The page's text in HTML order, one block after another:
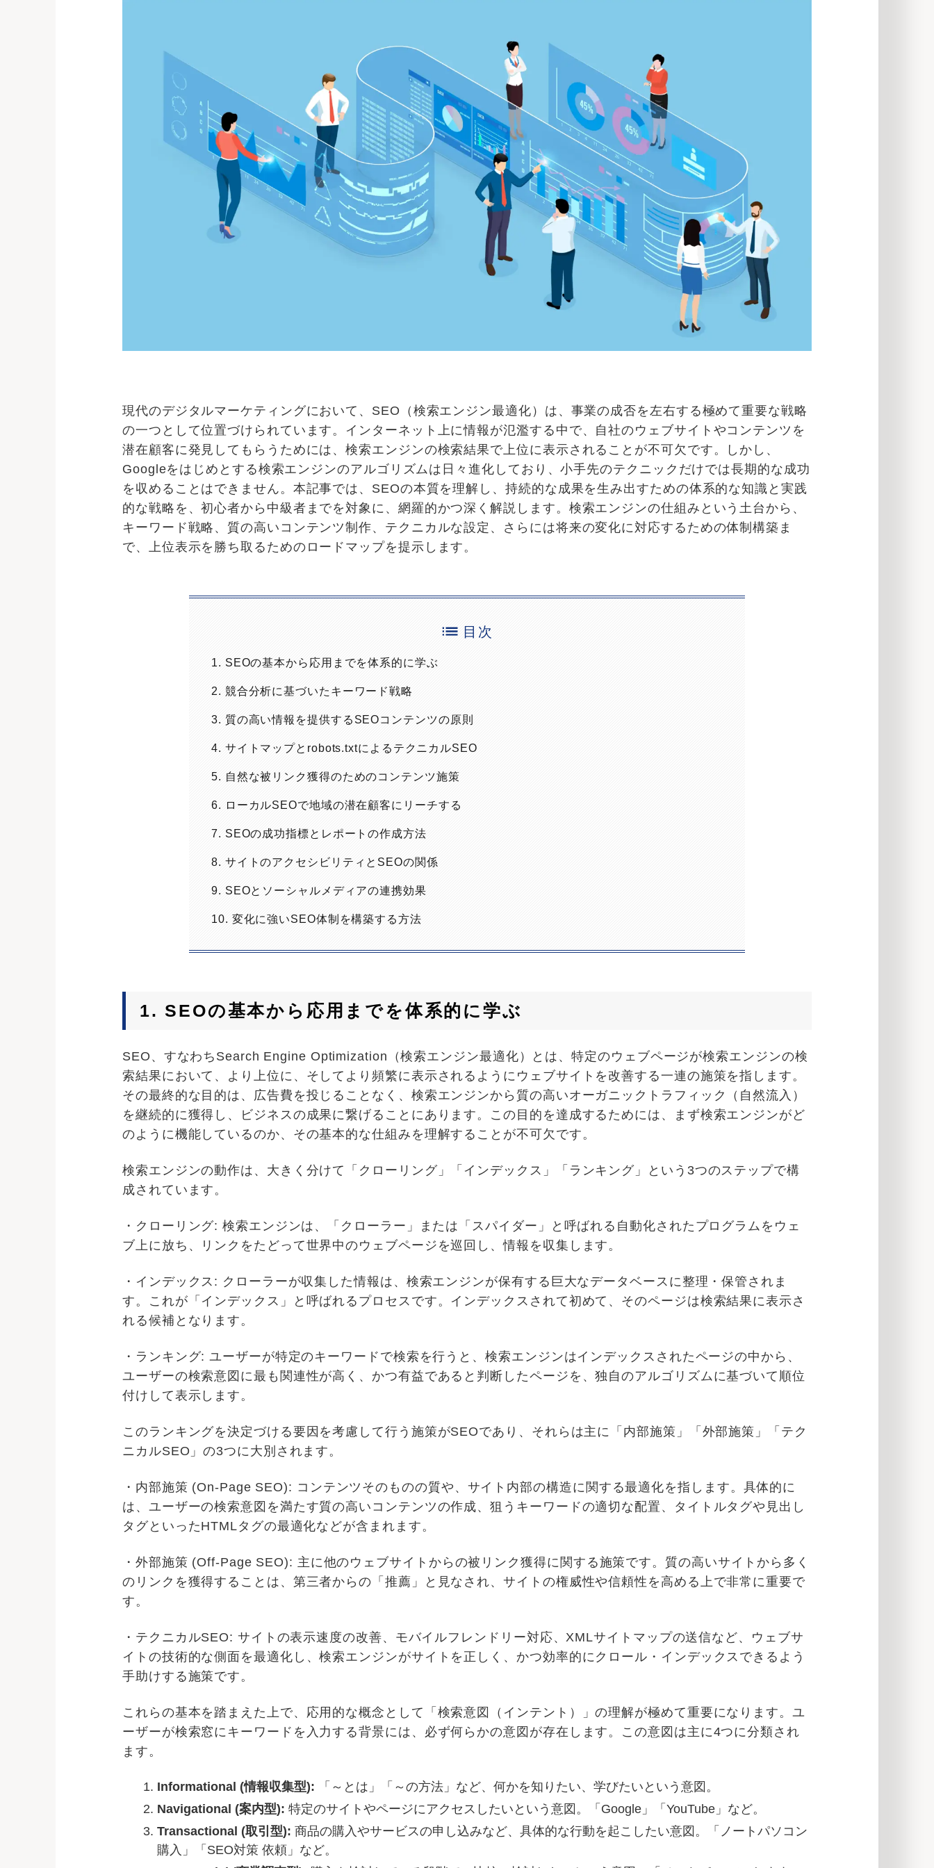
現代のデジタルマーケティングにおいて、SEO（検索エンジン最適化）は、事業の成否を左右する極めて重要な戦略
の一つとして位置づけられています。インターネット上に情報が氾濫する中で、自社のウェブサイトやコンテンツを
潜在顧客に発見してもらうためには、検索エンジンの検索結果で上位に表示されることが不可欠です。しかし、
Googleをはじめとする検索エンジンのアルゴリズムは日々進化しており、小手先のテクニックだけでは長期的な成功
を収めることはできません。本記事では、SEOの本質を理解し、持続的な成果を生み出すための体系的な知識と実践
的な戦略を、初心者から中級者までを対象に、網羅的かつ深く解説します。検索エンジンの仕組みという土台から、
キーワード戦略、質の高いコンテンツ制作、テクニカルな設定、さらには将来の変化に対応するための体制構築ま
で、上位表示を勝ち取るためのロードマップを提示します。
目次
1. SEOの基本から応用までを体系的に学ぶ
2. 競合分析に基づいたキーワード戦略
3. 質の高い情報を提供するSEOコンテンツの原則
4. サイトマップとrobots.txtによるテクニカルSEO
5. 自然な被リンク獲得のためのコンテンツ施策
6. ローカルSEOで地域の潜在顧客にリーチする
7. SEOの成功指標とレポートの作成方法
8. サイトのアクセシビリティとSEOの関係
9. SEOとソーシャルメディアの連携効果
10. 変化に強いSEO体制を構築する方法
1. SEOの基本から応用までを体系的に学ぶ
SEO、すなわちSearch Engine Optimization（検索エンジン最適化）とは、特定のウェブページが検索エンジンの検
索結果において、より上位に、そしてより頻繁に表示されるようにウェブサイトを改善する一連の施策を指します。
その最終的な目的は、広告費を投じることなく、検索エンジンから質の高いオーガニックトラフィック（自然流入）
を継続的に獲得し、ビジネスの成果に繋げることにあります。この目的を達成するためには、まず検索エンジンがど
のように機能しているのか、その基本的な仕組みを理解することが不可欠です。
検索エンジンの動作は、大きく分けて「クローリング」「インデックス」「ランキング」という3つのステップで構
成されています。
・クローリング: 検索エンジンは、「クローラー」または「スパイダー」と呼ばれる自動化されたプログラムをウェ
ブ上に放ち、リンクをたどって世界中のウェブページを巡回し、情報を収集します。
・インデックス: クローラーが収集した情報は、検索エンジンが保有する巨大なデータベースに整理・保管されま
す。これが「インデックス」と呼ばれるプロセスです。インデックスされて初めて、そのページは検索結果に表示さ
れる候補となります。
・ランキング: ユーザーが特定のキーワードで検索を行うと、検索エンジンはインデックスされたページの中から、
ユーザーの検索意図に最も関連性が高く、かつ有益であると判断したページを、独自のアルゴリズムに基づいて順位
付けして表示します。
このランキングを決定づける要因を考慮して行う施策がSEOであり、それらは主に「内部施策」「外部施策」「テク
ニカルSEO」の3つに大別されます。
・内部施策 (On-Page SEO): コンテンツそのものの質や、サイト内部の構造に関する最適化を指します。具体的に
は、ユーザーの検索意図を満たす質の高いコンテンツの作成、狙うキーワードの適切な配置、タイトルタグや見出し
タグといったHTMLタグの最適化などが含まれます。
・外部施策 (Off-Page SEO): 主に他のウェブサイトからの被リンク獲得に関する施策です。質の高いサイトから多く
のリンクを獲得することは、第三者からの「推薦」と見なされ、サイトの権威性や信頼性を高める上で非常に重要で
す。
・テクニカルSEO: サイトの表示速度の改善、モバイルフレンドリー対応、XMLサイトマップの送信など、ウェブサ
イトの技術的な側面を最適化し、検索エンジンがサイトを正しく、かつ効率的にクロール・インデックスできるよう
手助けする施策です。
これらの基本を踏まえた上で、応用的な概念として「検索意図（インテント）」の理解が極めて重要になります。ユ
ーザーが検索窓にキーワードを入力する背景には、必ず何らかの意図が存在します。この意図は主に4つに分類され
ます。
Informational (情報収集型): 「～とは」「～の方法」など、何かを知りたい、学びたいという意図。
Navigational (案内型): 特定のサイトやページにアクセスしたいという意図。「Google」「YouTube」など。
Transactional (取引型): 商品の購入やサービスの申し込みなど、具体的な行動を起こしたい意図。「ノートパソコン
購入」「SEO対策 依頼」など。